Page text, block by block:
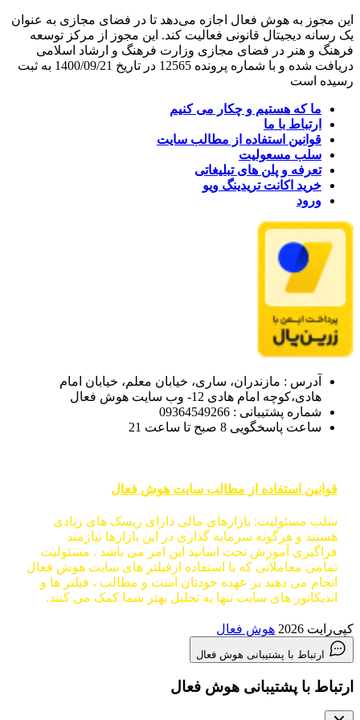
این مجوز به هوش فعال اجازه می‌دهد تا در فضای مجازی به عنوان
یک رسانه دیجیتال قانونی فعالیت کند. این مجوز از مرکز توسعه
فرهنگ و هنر در فضای مجازی وزارت فرهنگ و ارشاد اسلامی
دریافت شده و با شماره پرونده 12565 در تاریخ 1400/09/21 به ثبت
رسیده است
ما که هستیم و چکار می کنیم
ارتباط با ما
قوانین استفاده از مطالب سایت
سلب مسعولیت
تعرفه و پلن های تبلیغاتی
خرید اکانت تریدینگ ویو
ورود
آدرس : مازندران، ساری، خیابان معلم، خیابان امام
هادی،کوچه امام هادی 12- وب سایت هوش فعال
شماره پشتیبانی : 09364549266
ساعت پاسخگویی 8 صبح تا ساعت 21
قوانین استفاده از مطالب سایت هوش فعال
سلب مسئولیت: بازارهای مالی دارای ریسک های زیادی
هستند و هرگونه سرمایه گذاری در این بازارها نیازمند
فراگیری آموزش تحت اساتید این امر می باشد . مسئولیت
تمامی معاملاتی که با استفاده ازفیلتر های سایت هوش فعال
انجام می دهید بر عهده خودتان است و مطالب ، فیلتر ها و
اندیکاتور های سایت تنها به تحلیل بهتر شما کمک می کنند.
کپی‌رایت 2026 هوش فعال
ارتباط با پشتیبانی هوش فعال
ارتباط با پشتیبانی هوش فعال